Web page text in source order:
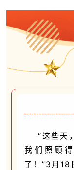
“这些天
我们照顾
了！”3月18